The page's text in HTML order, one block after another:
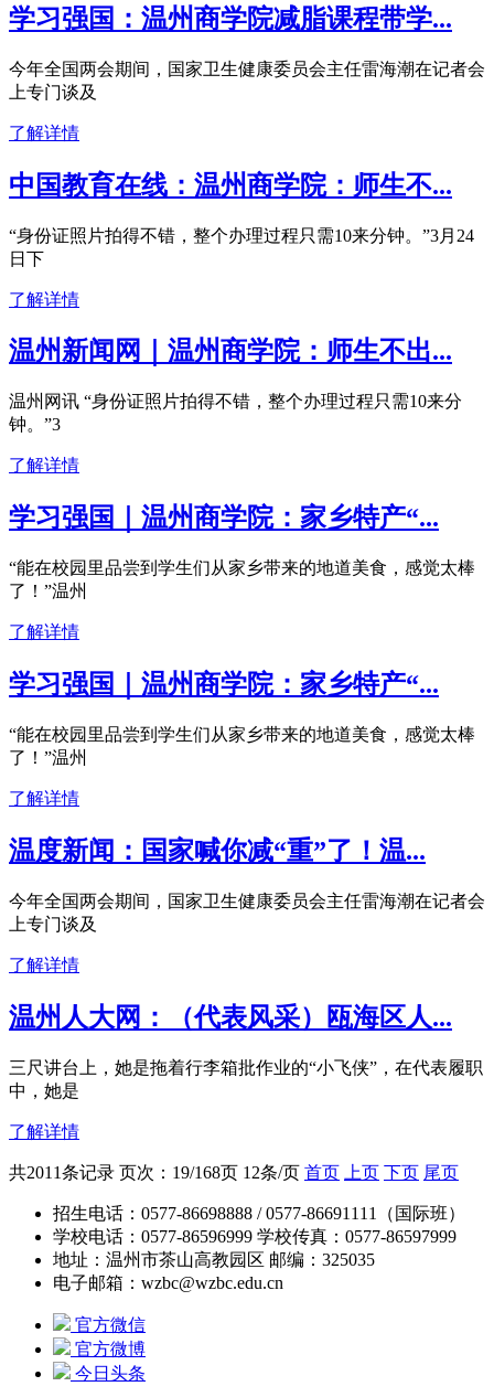
学习强国：温州商学院减脂课程带学...
今年全国两会期间，国家卫生健康委员会主任雷海潮在记者会
上专门谈及
了解详情
中国教育在线：温州商学院：师生不...
“身份证照片拍得不错，整个办理过程只需10来分钟。”3月24
日下
了解详情
温州新闻网｜温州商学院：师生不出...
温州网讯 “身份证照片拍得不错，整个办理过程只需10来分
钟。”3
了解详情
学习强国｜温州商学院：家乡特产“...
“能在校园里品尝到学生们从家乡带来的地道美食，感觉太棒
了！”温州
了解详情
学习强国｜温州商学院：家乡特产“...
“能在校园里品尝到学生们从家乡带来的地道美食，感觉太棒
了！”温州
了解详情
温度新闻：国家喊你减“重”了！温...
今年全国两会期间，国家卫生健康委员会主任雷海潮在记者会
上专门谈及
了解详情
温州人大网：（代表风采）瓯海区人...
三尺讲台上，她是拖着行李箱批作业的“小飞侠”，在代表履职
中，她是
了解详情
共2011条记录 页次：19/168页 12条/页 首页 上页 下页 尾页
招生电话：0577-86698888 / 0577-86691111（国际班）
学校电话：0577-86596999 学校传真：0577-86597999
地址：温州市茶山高教园区 邮编：325035
电子邮箱：wzbc@wzbc.edu.cn
官方微信
官方微博
今日头条